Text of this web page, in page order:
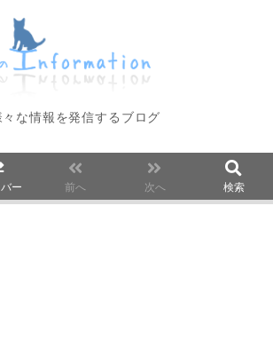
な情報を発信するブログ
ー 前へ 次へ 検索